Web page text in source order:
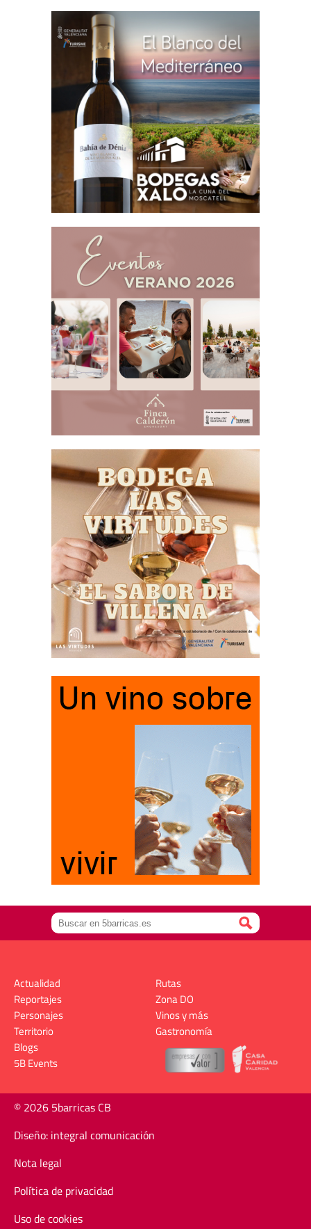
Actualidad
Reportajes
Personajes
Territorio
Rutas
Zona DO
Vinos y más
Gastronomía
Blogs
5B Events
© 2026 5barricas CB
Diseño: integral comunicación
Nota legal
Política de privacidad
Uso de cookies